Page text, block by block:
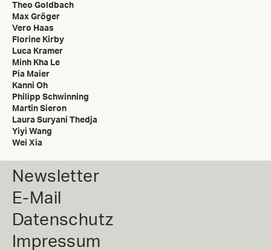
Theo Goldbach
Max Gröger
Vero Haas
Florine Kirby
Luca Kramer
Minh Kha Le
Pia Maier
Kanni Oh
Philipp Schwinning
Martin Sieron
Laura Suryani Thedja
Yiyi Wang
Wei Xia
Newsletter
E-Mail
Datenschutz
Impressum